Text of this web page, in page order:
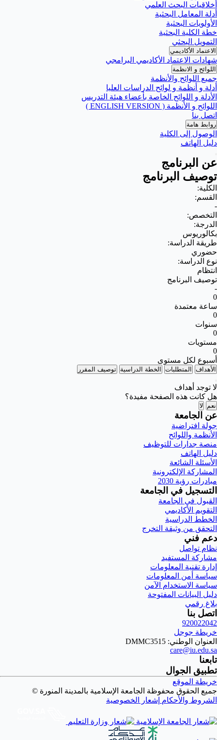
أخلاقيات البحث العلمي
أدلة المعامل البحثية
الأولويات البحثية
خطة الكلية البحثية
التمويل البحثي
الاعتماد الأكاديمي
شهادات الاعتماد الأكاديمي البرامجي
اللوائح و الانظمة
جميع اللوائح والأنظمة
أدلة و أنظمة و لوائح الدراسات العليا
الأدلة و اللوائح الخاصة بأعضاء هيئة التدريس
اللوائح و الأنظمة ( ENGLISH VERSION )
اتصل بنا
روابط هامة
الوصول إلى الكلية
دليل الهاتف
عن البرنامج
توصيف البرنامج
الكلية:
القسم:
-
التخصص:
الدرجة:
بكالوريوس
طريقة الدراسة:
حضوري
نوع الدراسة:
انتظام
توصيف البرنامج
-
0
ساعة معتمدة
0
سنوات
0
مستويات
0
أسبوع لكل مستوى
الأهداف المتطلبات الخطة الدراسية توصيف المقرر
لا توجد أهداف
هل كانت هذه الصفحة مفيدة؟
نعم لا
عن الجامعة
جولة افتراضية
الأنظمة واللوائح
منصة جدارات للتوظيف
دليل الهاتف
الأسئلة الشائعة
المشاركة الإلكترونية
مبادرات رؤية 2030
التسجيل في الجامعة
القبول في الجامعة
التقويم الأكاديمي
الخطط الدراسية
التحقق من وثيقة التخرج
دعم فني
نظام تواصل
مشاركة المستفيد
إدارة تقنية المعلومات
سياسة أمن المعلومات
سياسة الاستخدام الآمن
دليل البيانات المفتوحة
بلاغ رقمي
اتصل بنا
920022042
خريطة جوجل
العنوان الوطني: DMMC3515
care@iu.edu.sa
تابعنا
تطبيق الجوال
خريطة الموقع
جميع الحقوق محفوظة الجامعة الإسلامية بالمدينة المنورة ©
الشروط والأحكام إشعار الخصوصية